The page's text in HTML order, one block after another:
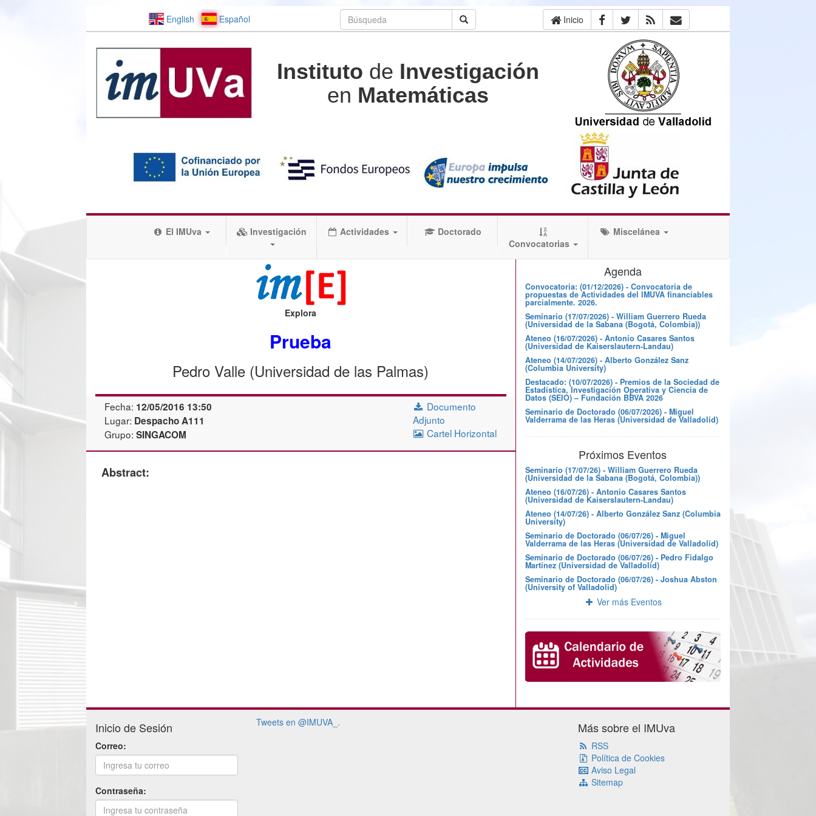
English Español Inicio
Instituto de Investigación
en Matemáticas
El IMUva Investigación Actividades
Doctorado
Convocatorias
Miscelánea
Explora
Prueba
Pedro Valle (Universidad de las Palmas)
Fecha: 12/05/2016 13:50
Lugar: Despacho A111
Grupo:SINGACOM
Documento
Adjunto
Cartel Horizontal
Abstract:
Agenda
Convocatoria: (01/12/2026) - Convocatoria de
propuestas de Actividades del IMUVA financiables
parcialmente. 2026.
Seminario (17/07/2026) - William Guerrero Rueda
(Universidad de la Sabana (Bogotá, Colombia))
Ateneo (16/07/2026) - Antonio Casares Santos
(Universidad de Kaiserslautern-Landau)
Ateneo (14/07/2026) - Alberto González Sanz
(Columbia University)
Destacado: (10/07/2026) - Premios de la Sociedad de
Estadística, Investigación Operativa y Ciencia de
Datos (SEIO) – Fundación BBVA 2026
Seminario de Doctorado (06/07/2026) - Miguel
Valderrama de las Heras (Universidad de Valladolid)
Próximos Eventos
Seminario (17/07/26) - William Guerrero Rueda
(Universidad de la Sabana (Bogotá, Colombia))
Ateneo (16/07/26) - Antonio Casares Santos
(Universidad de Kaiserslautern-Landau)
Ateneo (14/07/26) - Alberto González Sanz (Columbia
University)
Seminario de Doctorado (06/07/26) - Miguel
Valderrama de las Heras (Universidad de Valladolid)
Seminario de Doctorado (06/07/26) - Pedro Fidalgo
Martínez (Universidad de Valladolid)
Seminario de Doctorado (06/07/26) - Joshua Abston
(University of Valladolid)
Ver más Eventos
Inicio de Sesión
Correo:
Contraseña:
Tweets en @IMUVA_. Más sobre el IMUva
RSS
Política de Cookies
Aviso Legal
Sitemap